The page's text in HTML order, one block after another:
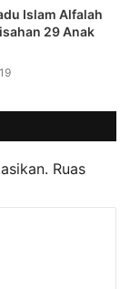
Islam Alfalah
29 Anak
Ruas